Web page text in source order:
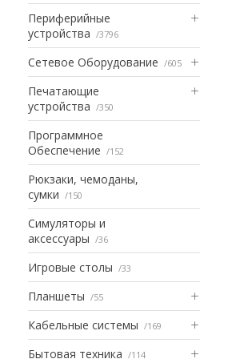
Периферийные
устройства
3796
Сетевое Оборудование 605
Печатающие
устройства
350
Программное
Обеспечение
152
Рюкзаки, чемоданы,
сумки
150
Симуляторы и
аксессуары
36
Игровые столы 33
Планшеты 55
Кабельные системы 169
Бытовая техника 114